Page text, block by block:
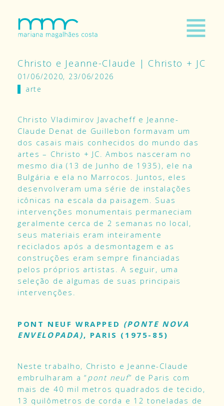
Christo e Jeanne-Claude | Christo + JC
01/06/2020, 23/06/2026
arte
Christo Vladimirov Javacheff e Jeanne-
Claude Denat de Guillebon formavam um
dos casais mais conhecidos do mundo das
artes – Christo + JC. Ambos nasceram no
mesmo dia (13 de Junho de 1935), ele na
Bulgária e ela no Marrocos. Juntos, eles
desenvolveram uma série de instalações
icônicas na escala da paisagem. Suas
intervenções monumentais permaneciam
geralmente cerca de 2 semanas no local,
seus materiais eram inteiramente
reciclados após a desmontagem e as
construções eram sempre financiadas
pelos próprios artistas. A seguir, uma
seleção de algumas de suas principais
intervenções.
PONT NEUF WRAPPED (PONTE NOVA
ENVELOPADA), PARIS (1975-85)
Neste trabalho, Christo e Jeanne-Claude
embrulharam a “pont neuf” de Paris com
mais de 40 mil metros quadrados de tecido,
13 quilômetros de corda e 12 toneladas de